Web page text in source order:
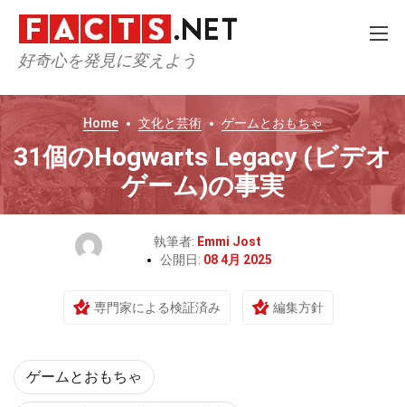
好奇心を発見に変えよう
Home 文化と芸術 ゲームとおもちゃ
31個のHogwarts Legacy (ビデオ
ゲーム)の事実
執筆者: Emmi Jost
公開日: 08 4月 2025
専門家による検証済み 編集方針
ゲームとおもちゃ